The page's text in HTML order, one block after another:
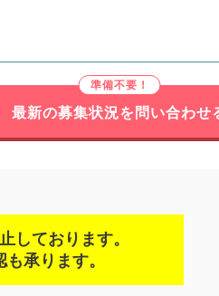
最新の募集状況を問い合わせ
しております。
承ります。